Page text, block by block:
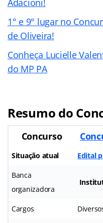
Adacioni!
1° e 9° lugar no
de Oliveira!
Conheça Lucielle
do MP PA
Resumo do
Concurso
Situação atual Edital
Banca
organizadora
Cargos